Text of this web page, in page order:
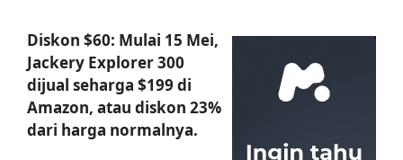
Diskon $60: Mulai 15 Mei,
Jackery Explorer 300
dijual seharga $199 di
Amazon, atau diskon 23%
dari harga normalnya.